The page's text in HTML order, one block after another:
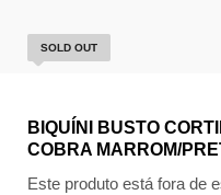
SOLD OUT
BIQUÍNI BUSTO
COBRA MARROM/
Este produto está fora de